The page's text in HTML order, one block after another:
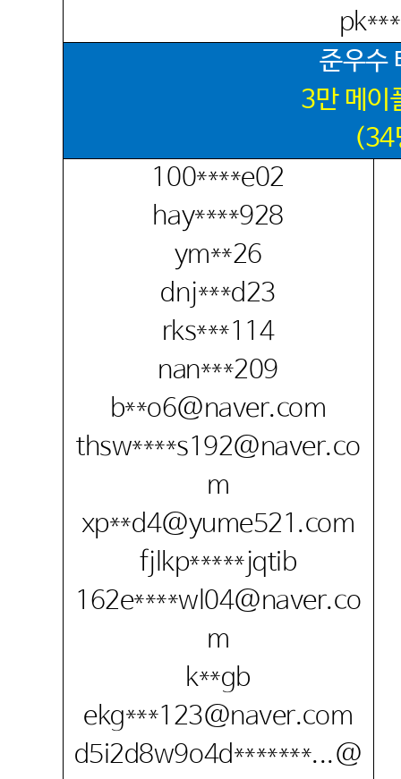
준우수
3만 메이
(34
100****e02
hay****928
ym**26
dnj***d23
rks***114
nan***209
b**o6@naver.com
thsw****s192@naver.co
m
xp**d4@yume521.com
fjlkp*****jqtib
162e****wl04@naver.co
m
k**gb
ekg***123@naver.com
d5i2d8w9o4d*******...@